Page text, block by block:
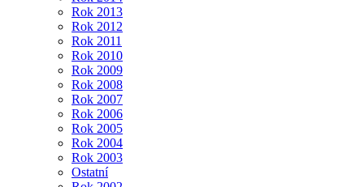
Rok 2013
Rok 2012
Rok 2011
Rok 2010
Rok 2009
Rok 2008
Rok 2007
Rok 2006
Rok 2005
Rok 2004
Rok 2003
Ostatní